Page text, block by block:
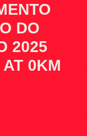
DO
2025
0KM